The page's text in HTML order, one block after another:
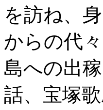
を訪ね、
からの代
島への出
話、宝塚